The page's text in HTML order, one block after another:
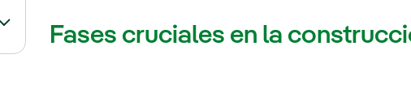
Alternar el submenú para Modelo de innovación
Fases cruciales en la